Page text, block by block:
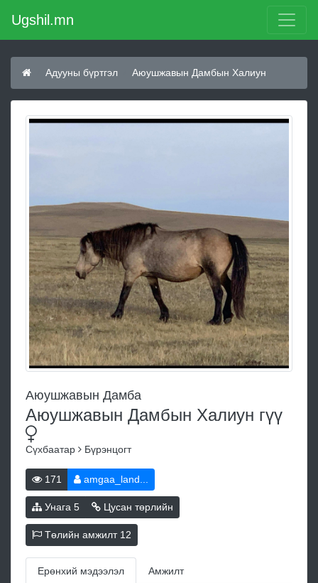
Ugshil.mn
Адууны бүртгэл Аюушжавын Дамбын Халиун
Аюушжавын Дамба
Аюушжавын Дамбын Халиун гүү
Сүхбаатар Бүрэнцогт
171 amgaa_land...
Унага 5 Цусан төрлийн
Төлийн амжилт 12
Ерөнхий мэдээлэл Амжилт